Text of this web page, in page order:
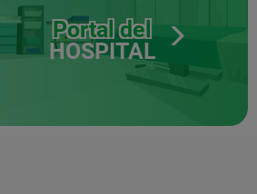
Portal del
HOSPITAL